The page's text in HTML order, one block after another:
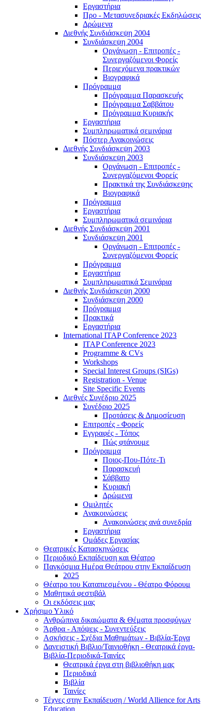
Εργαστήρια
Προ - Μετασυνεδριακές Εκδηλώσεις
Δρώμενα
Διεθνής Συνδιάσκεψη 2004
Συνδιάσκεψη 2004
Οργάνωση - Επιτροπές -
Συνεργαζόμενοι Φορείς
Περιεχόμενα πρακτικών
Βιογραφικά
Πρόγραμμα
Πρόγραμμα Παρασκευής
Πρόγραμμα Σαββάτου
Πρόγραμμα Κυριακής
Εργαστήρια
Συμπληρωματικά σεμινάρια
Πόστερ Ανακοινώσεις
Διεθνής Συνδιάσκεψη 2003
Συνδιάσκεψη 2003
Οργάνωση - Επιτροπές -
Συνεργαζόμενοι Φορείς
Πρακτικά της Συνδιάσκεψης
Βιογραφικά
Πρόγραμμα
Εργαστήρια
Συμπληρωματικά σεμινάρια
Διεθνής Συνδιάσκεψη 2001
Συνδιάσκεψη 2001
Οργάνωση - Επιτροπές -
Συνεργαζόμενοι Φορείς
Πρόγραμμα
Εργαστήρια
Συμπληρωματικά Σεμινάρια
Διεθνής Συνδιάσκεψη 2000
Συνδιάσκεψη 2000
Πρόγραμμα
Πρακτικά
Εργαστήρια
International ITAP Conference 2023
ITAP Conference 2023
Programme & CVs
Workshops
Special Interest Groups (SIGs)
Registration - Venue
Site Specific Events
Διεθνές Συνέδριο 2025
Συνέδριο 2025
Προτάσεις & Δημοσίευση
Επιτροπές - Φορείς
Εγγραφές - Τόπος
Πώς φτάνουμε
Πρόγραμμα
Ποιος-Που-Πότε-Τι
Παρασκευή
Σάββατο
Κυριακή
Δρώμενα
Ομιλητές
Ανακοινώσεις
Ανακοινώσεις ανά συνεδρία
Εργαστήρια
Ομάδες Εργασίας
Θεατρικές Κατασκηνώσεις
Περιοδικό Εκπαίδευση και Θέατρο
Παγκόσμια Ημέρα Θεάτρου στην Εκπαίδευση
2025
Θέατρο του Καταπιεσμένου - Θέατρο Φόρουμ
Μαθητικά φεστιβάλ
Οι εκδόσεις μας
Χρήσιμο Υλικό
Ανθρώπινα δικαιώματα & Θέματα προσφύγων
Άρθρα - Απόψεις - Συνεντεύξεις
Ασκήσεις - Σχέδια Μαθημάτων - Βιβλία-Έργα
Δανειστική Βιβλιο/Ταινιοθήκη - Θεατρικά έργα-
Βιβλία-Περιοδικά-Ταινίες
Θεατρικά έργα στη βιβλιοθήκη μας
Περιοδικά
Βιβλία
Ταινίες
Τέχνες στην Εκπαίδευση / World Allience for Arts
Education